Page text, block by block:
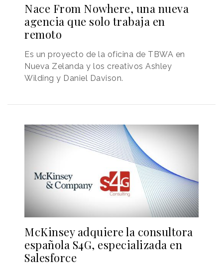
Nace From Nowhere, una nueva
agencia que solo trabaja en
remoto
Es un proyecto de la oficina de TBWA en
Nueva Zelanda y los creativos Ashley
Wilding y Daniel Davison.
McKinsey adquiere la consultora
española S4G, especializada en
Salesforce